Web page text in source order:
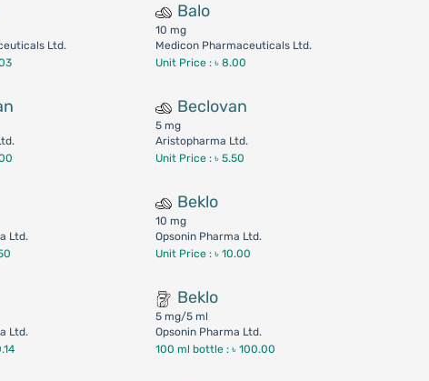
Ltd.
Balo
10 mg
Medicon Pharmaceuticals Ltd.
Unit Price : ৳ 8.00
Beclovan
5 mg
Aristopharma Ltd.
Unit Price : ৳ 5.50
Ltd.
Beklo
10 mg
Opsonin Pharma Ltd.
Unit Price : ৳ 10.00
Ltd.
Beklo
5 mg/5 ml
Opsonin Pharma Ltd.
100 ml bottle :৳ 100.00